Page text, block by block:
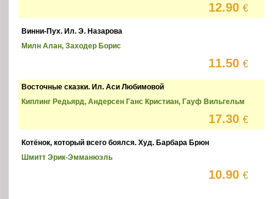
12.90€
Винни-Пух. Ил. Э. Назарова
Милн Алан, Заходер Борис
11.50€
Восточные сказки. Ил. Аси Любимовой
Киплинг Редьярд, Андерсен Ганс Кристиан, Гауф Вильгельм
17.30€
Котёнок, который всего боялся. Худ. Барбара Брюн
Шмитт Эрик-Эмманюэль
10.90€